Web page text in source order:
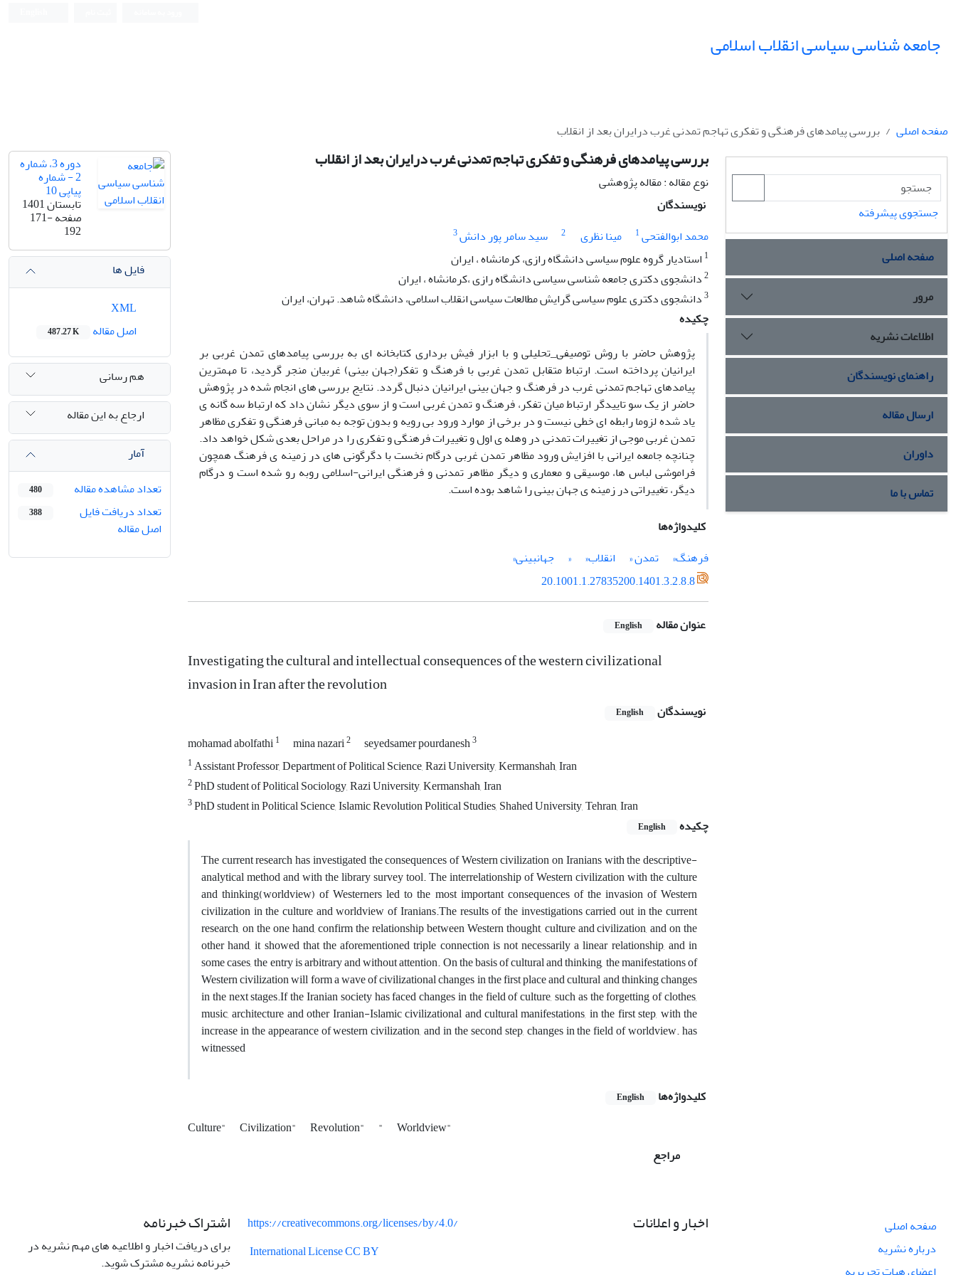
جامعه شناسی سیاسی انقلاب اسلامی
صفحه اصلی بررسی پیامدهای فرهنگی و تفکری تهاجم تمدنی غرب درایران بعد از انقلاب
بررسی پیامدهای فرهنگی و تفکری تهاجم تمدنی غرب درایران بعد از انقلاب
نوع مقاله : مقاله پژوهشی
نویسندگان
محمد ابوالفتحی1 مینا نظری 2 سید سامر پور دانش3
1 استادیار گروه علوم سیاسی دانشگاه رازی، کرمانشاه ، ایران
2دانشجوی دکتری جامعه شناسی سیاسی دانشگاه رازی ،کرمانشاه ، ایران
3دانشجوی دکتری علوم سیاسی گرایش مطالعات سیاسی انقلاب اسلامی، دانشگاه شاهد. تهران، ایران
چکیده
پژوهش حاضر با روش توصیفی_تحلیلی و با ابزار فیش برداری کتابخانه ای به بررسی پیامدهای تمدن غربی بر
ایرانیان پرداخته است. ارتباط متقابل تمدن غربی با فرهنگ و تفکر(جهان بینی) غربیان منجر گردید، تا مهمترین
پیامدهای تهاجم تمدنی غرب در فرهنگ و جهان بینی ایرانیان دنبال گردد. نتایج بررسی های انجام شده در پژوهش
حاضر از یک سو تاییدگر ارتباط میان تفکر، فرهنگ و تمدن غربی است و از سوی دیگر نشان داد که ارتباط سه گانه ی
یاد شده لزوما رابطه ای خطی نیست و در برخی از موارد ورود بی رویه و بدون توجه به مبانی فرهنگی و تفکری مظاهر
تمدن غربی موجی از تغییرات تمدنی در وهله ی اول و تغییرات فرهنگی و تفکری را در مراحل بعدی شکل خواهد داد.
چنانچه جامعه ایرانی با افزایش ورود مظاهر تمدن غربی درگام نخست با دگرگونی های در زمینه ی فرهنگ همچون
فراموشی لباس ها، موسیقی و معماری و دیگر مظاهر تمدنی و فرهنگی ایرانی-اسلامی روبه رو شده است و درگام
دیگر، تغییراتی در زمینه ی جهان بینی را شاهد بوده است.
کلیدواژه‌ها
فرهنگ«
تمدن « انقلاب« «
جهانبینی«
20.1001.1.27835200.1401.3.2.8.8
عنوان مقاله English
Investigating the cultural and intellectual consequences of the western civilizational
invasion in Iran after the revolution
نویسندگان English
mohamad abolfathi1 mina nazari2 seyedsamer pourdanesh3
1Assistant Professor, Department of Political Science, Razi University, Kermanshah, Iran
2PhD student of Political Sociology, Razi University, Kermanshah, Iran
3PhD student in Political Science, Islamic Revolution Political Studies, Shahed University, Tehran, Iran
چکیده
English
The current research has investigated the consequences of Western civilization on Iranians with the descriptive-
analytical method and with the library survey tool. The interrelationship of Western civilization with the culture
and thinking(worldview) of Westerners led to the most important consequences of the invasion of Western
civilization in the culture and worldview of Iranians.The results of the investigations carried out in the current
research, on the one hand, confirm the relationship between Western thought, culture and civilization, and on the
other hand, it showed that the aforementioned triple connection is not necessarily a linear relationship, and in
some cases, the entry is arbitrary and without attention. On the basis of cultural and thinking, the manifestations of
Western civilization will form a wave of civilizational changes in the first place and cultural and thinking changes
in the next stages.If the Iranian society has faced changes in the field of culture, such as the forgetting of clothes,
music, architecture and other Iranian-Islamic civilizational and cultural manifestations, in the first step, with the
increase in the appearance of western civilization, and in the second step, changes in the field of worldview. has
witnessed
کلیدواژه‌ها English
Culture" Civilization" Revolution" "
Worldview"
مراجع
دوره 3، شماره
2 - شماره
پیاپی 10
تابستان 1401
صفحه171-
192
فایل ها
اصل مقاله
487.27 K
هم رسانی
ارجاع به این مقاله
آمار
تعداد مشاهده مقاله
480
تعداد دریافت فایل
اصل مقاله
388
جستجوی پیشرفته
صفحه اصلی
مرور
اطلاعات نشریه
راهنمای نویسندگان
ارسال مقاله
داوران
تماس با ما
صفحه اصلی
درباره نشریه
اخبار و اعلانات
https://creativecommons.org/licenses/by/4.0/
International License CC BY
اشتراک خبرنامه
برای دریافت اخبار و اطلاعیه های مهم نشریه در
خبرنامه نشریه مشترک شوید.